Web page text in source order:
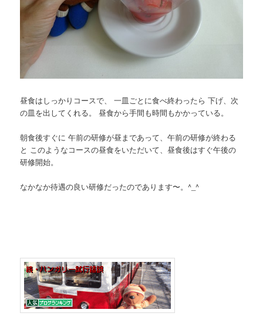
昼食はしっかりコースで、 一皿ごとに食べ終わったら 下げ、次
の皿を出してくれる。 昼食から手間も時間もかかっている。
朝食後すぐに 午前の研修が昼まであって、午前の研修が終わる
と このようなコースの昼食をいただいて、昼食後はすぐ午後の
研修開始。
なかなか待遇の良い研修だったのであります〜。^_^